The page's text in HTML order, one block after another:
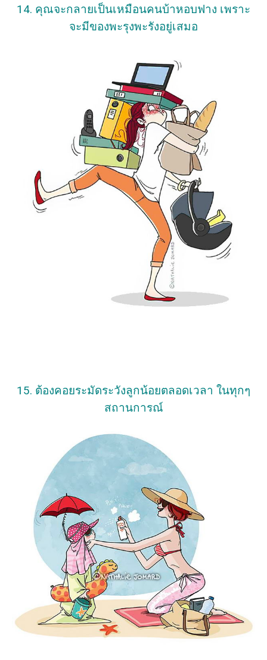
14. คุณจะกลายเป็นเหมือนคนบ้าหอบฟาง เพราะ
จะมีของพะรุงพะรังอยู่เสมอ
15. ต้องคอยระมัดระวังลูกน้อยตลอดเวลา ในทุกๆ
สถานการณ์